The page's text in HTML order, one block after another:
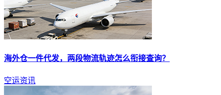
海外仓一件代发，两段物流轨迹怎么衔接查询？
空运资讯